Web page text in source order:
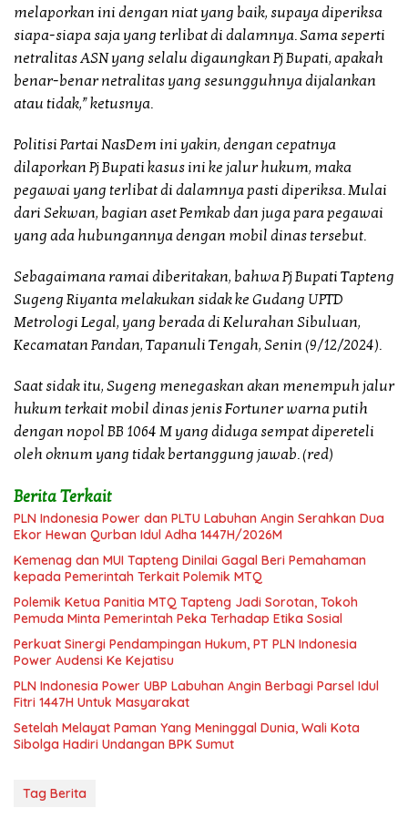
melaporkan ini dengan niat yang baik, supaya diperiksa
siapa-siapa saja yang terlibat di dalamnya. Sama seperti
netralitas ASN yang selalu digaungkan Pj Bupati, apakah
benar-benar netralitas yang sesungguhnya dijalankan
atau tidak,” ketusnya.
Politisi Partai NasDem ini yakin, dengan cepatnya
dilaporkan Pj Bupati kasus ini ke jalur hukum, maka
pegawai yang terlibat di dalamnya pasti diperiksa. Mulai
dari Sekwan, bagian aset Pemkab dan juga para pegawai
yang ada hubungannya dengan mobil dinas tersebut.
Sebagaimana ramai diberitakan, bahwa Pj Bupati Tapteng
Sugeng Riyanta melakukan sidak ke Gudang UPTD
Metrologi Legal, yang berada di Kelurahan Sibuluan,
Kecamatan Pandan, Tapanuli Tengah, Senin (9/12/2024).
Saat sidak itu, Sugeng menegaskan akan menempuh jalur
hukum terkait mobil dinas jenis Fortuner warna putih
dengan nopol BB 1064 M yang diduga sempat dipereteli
oleh oknum yang tidak bertanggung jawab. (red)
Berita Terkait
PLN Indonesia Power dan PLTU Labuhan Angin Serahkan Dua
Ekor Hewan Qurban Idul Adha 1447H/2026M
Kemenag dan MUI Tapteng Dinilai Gagal Beri Pemahaman
kepada Pemerintah Terkait Polemik MTQ
Polemik Ketua Panitia MTQ Tapteng Jadi Sorotan, Tokoh
Pemuda Minta Pemerintah Peka Terhadap Etika Sosial
Perkuat Sinergi Pendampingan Hukum, PT PLN Indonesia
Power Audensi Ke Kejatisu
PLN Indonesia Power UBP Labuhan Angin Berbagi Parsel Idul
Fitri 1447H Untuk Masyarakat
Setelah Melayat Paman Yang Meninggal Dunia, Wali Kota
Sibolga Hadiri Undangan BPK Sumut
Tag Berita